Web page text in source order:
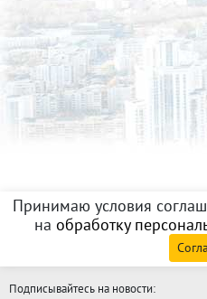
Принимаю условия
на обработку
Подписывайтесь на новости: